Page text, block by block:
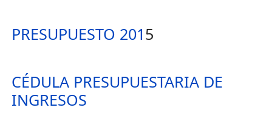
PRESUPUESTO 2015
CÉDULA PRESUPUESTARIA DE
INGRESOS